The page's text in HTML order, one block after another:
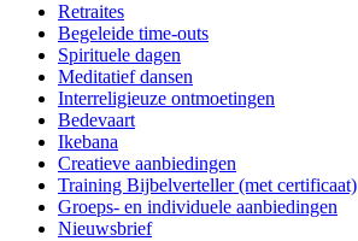
Retraites
Begeleide time-outs
Spirituele dagen
Meditatief dansen
Interreligieuze ontmoetingen
Bedevaart
Ikebana
Creatieve aanbiedingen
Training Bijbelverteller (met certificaat)
Groeps- en individuele aanbiedingen
Nieuwsbrief